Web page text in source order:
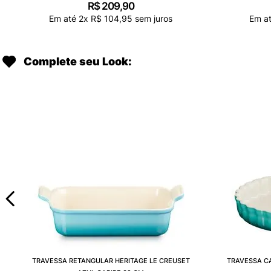
R$ 209,90
Em até 2x R$ 104,95 sem juros Em
Complete seu Look:
TRAVESSA RETANGULAR HERITAGE LE CREUSET
TRAVESSA